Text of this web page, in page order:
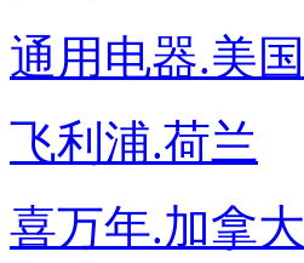
通用电器.美国
飞利浦.荷兰
喜万年.加拿大